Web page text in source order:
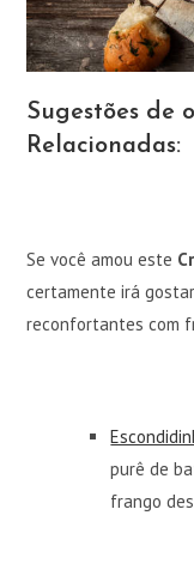
Sugestões de
Relacionadas:
Se você amou este
certamente irá
reconfortantes com
purê de
frango